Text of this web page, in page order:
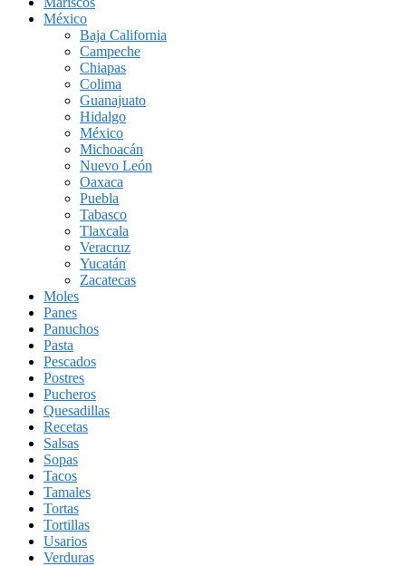
México
Baja California
Campeche
Chiapas
Colima
Guanajuato
Hidalgo
México
Michoacán
Nuevo León
Oaxaca
Puebla
Tabasco
Tlaxcala
Veracruz
Yucatán
Zacatecas
Moles
Panes
Panuchos
Pasta
Pescados
Postres
Pucheros
Quesadillas
Recetas
Salsas
Sopas
Tacos
Tamales
Tortas
Tortillas
Usarios
Verduras